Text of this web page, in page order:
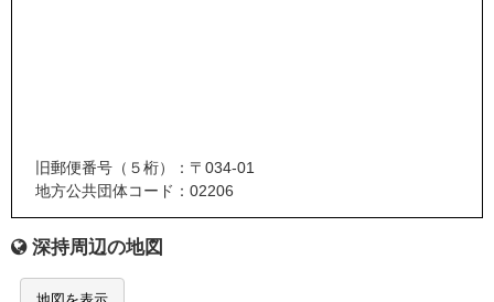
旧郵便番号（５桁）：〒034-01
地方公共団体コード：02206
深持周辺の地図